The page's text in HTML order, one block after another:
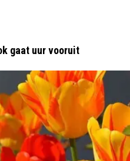
gaat uur vooruit